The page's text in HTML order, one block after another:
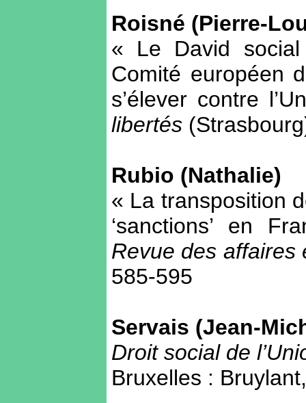
Roisné (Pierre-
« Le David
Comité européen
s’élever contre
libertés
Rubio (Nathalie)
« La transposition
‘sanctions’ en
Revue des affaires
585-595
Servais (Jean-
Droit social de
Bruxelles :